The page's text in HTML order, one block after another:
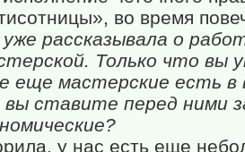
во время
рассказывала о
Только что вы
еще мастерские есть в
ставите перед ними
у нас есть еще